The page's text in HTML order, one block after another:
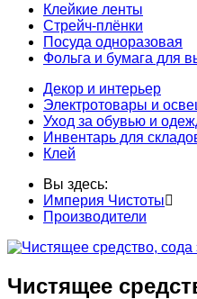
Клейкие ленты
Стрейч-плёнки
Посуда одноразовая
Фольга и бумага для
Декор и интерьер
Электротовары и
Уход за обувью и
Инвентарь для
Клей
Вы здесь:
Империя Чистоты
Производители
Чистящее